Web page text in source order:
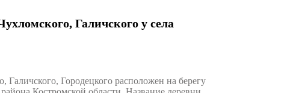
Галичского у села
Городецкого расположен на берегу